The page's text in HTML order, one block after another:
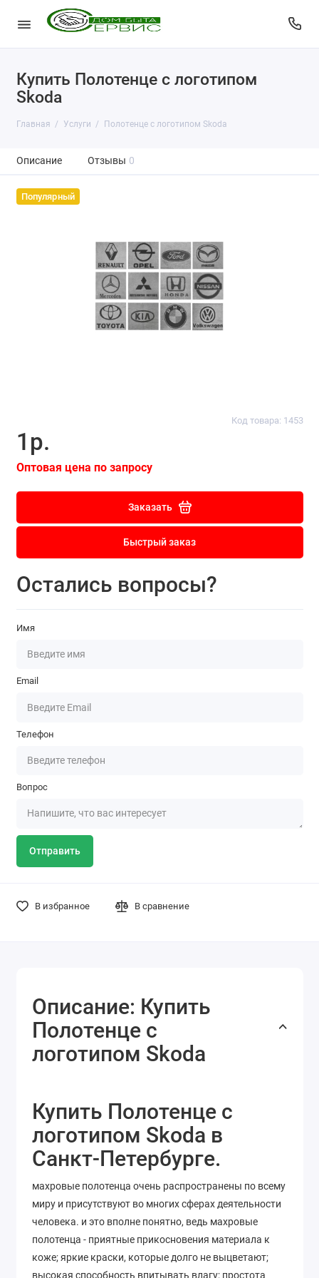
Купить Полотенце с логотипом
Skoda
Главная Услуги Полотенце с логотипом Skoda
Описание Отзывы 0
Популярный
Код товара: 1453
1р.
Оптовая цена по запросу
Заказать
Быстрый заказ
Остались вопросы?
Имя
Email
Телефон
Вопрос
Отправить
В избранное В сравнение
Описание: Купить
Полотенце с
логотипом Skoda
Купить Полотенце с
логотипом Skoda в
Санкт-Петербурге.
махровые полотенца очень распространены по всему
миру и присутствуют во многих сферах деятельности
человека. и это вполне понятно, ведь махровые
полотенца - приятные прикосновения материала к
коже; яркие краски, которые долго не выцветают;
высокая способность впитывать влагу; простота